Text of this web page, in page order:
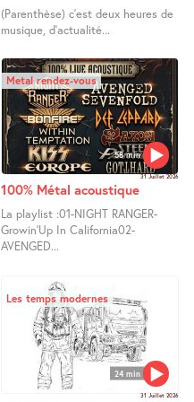
(Parenthèse) c’est deux heures de
musique, d’actualité...
58 min
Metal rendez-vous
31 Juillet 2026
100% Métal acoustique
La playlist :01-NIGHT RANGER-
Growin’Up In California02-
AVENGED...
24 min
Les temps modernes
31 Juillet 2026